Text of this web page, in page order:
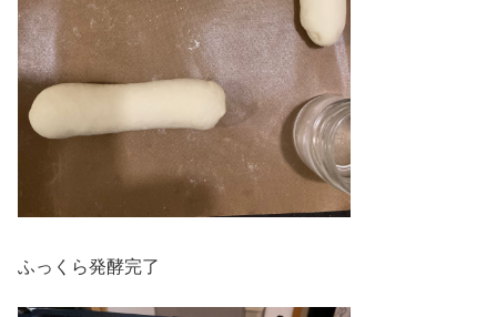
ふっくら発酵完了